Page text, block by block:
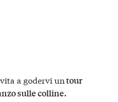
a godervi untour
sulle colline.